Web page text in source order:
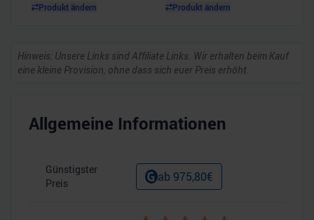
Produkt ändern Produkt ändern
Hinweis: Unsere Links sind Affiliate Links. Wir erhalten beim Kauf
eine kleine Provision, ohne dass sich euer Preis erhöht.
Allgemeine Informationen
Günstigster
Preis
ab 975,80€